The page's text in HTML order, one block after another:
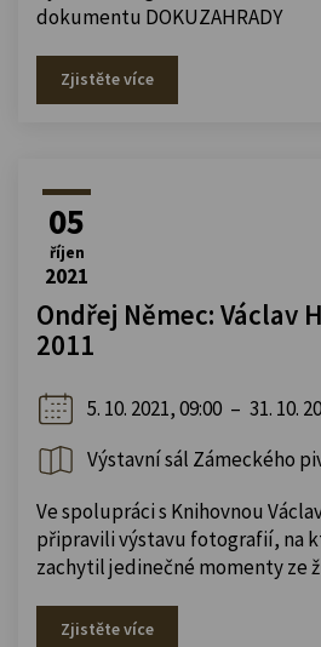
dokumentu DOKUZAHRADY
Zjistěte více
05
říjen
2021
Ondřej Němec: Václav
2011
5. 10. 2021, 09:00 – 31. 10.
Výstavní sál Zámeckého
Ve spolupráci s Knihovnou
připravili výstavu fotografií, na
zachytil jedinečné momenty ze
Zjistěte více